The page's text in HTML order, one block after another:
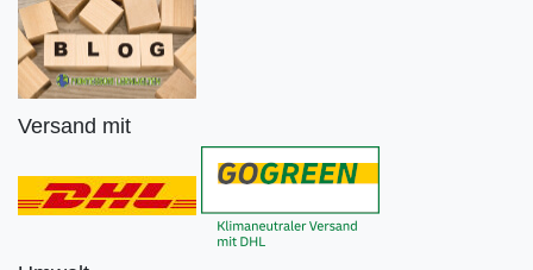
Versand mit